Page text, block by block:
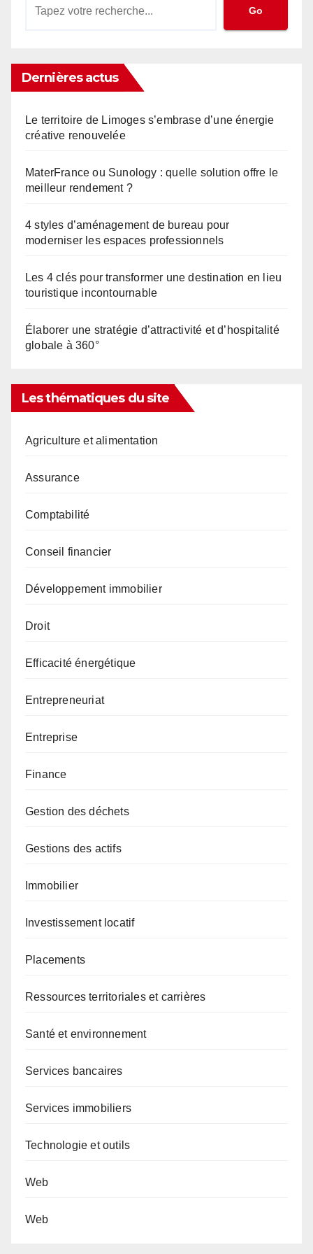
Go
Dernières actus
Le territoire de Limoges s’embrase d’une énergie
créative renouvelée
MaterFrance ou Sunology : quelle solution offre le
meilleur rendement ?
4 styles d’aménagement de bureau pour
moderniser les espaces professionnels
Les 4 clés pour transformer une destination en lieu
touristique incontournable
Élaborer une stratégie d’attractivité et d’hospitalité
globale à 360°
Les thématiques du site
Agriculture et alimentation
Assurance
Comptabilité
Conseil financier
Développement immobilier
Droit
Efficacité énergétique
Entrepreneuriat
Entreprise
Finance
Gestion des déchets
Gestions des actifs
Immobilier
Investissement locatif
Placements
Ressources territoriales et carrières
Santé et environnement
Services bancaires
Services immobiliers
Technologie et outils
Web
Web